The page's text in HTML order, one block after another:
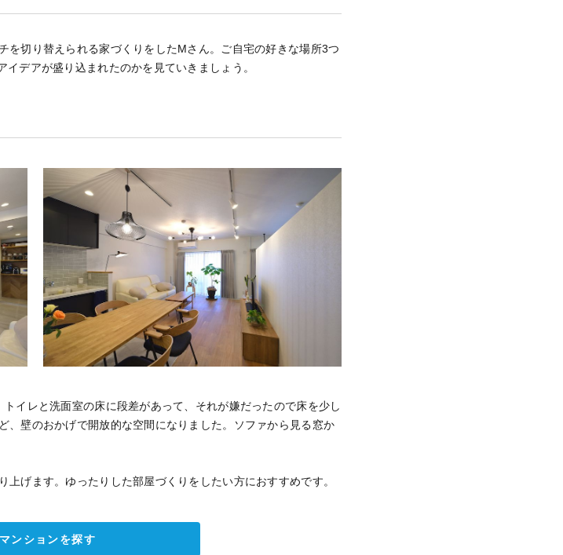
を切り替えられる家づくりをしたMさん。ご自宅の好きな場所3つ
デアが盛り込まれたのかを見ていきましょう。
イレと洗面室の床に段差があって、それが嫌だったので床を少し
、壁のおかげで開放的な空間になりました。ソファから見る窓か
げます。ゆったりした部屋づくりをしたい方におすすめです。
ンションを探す